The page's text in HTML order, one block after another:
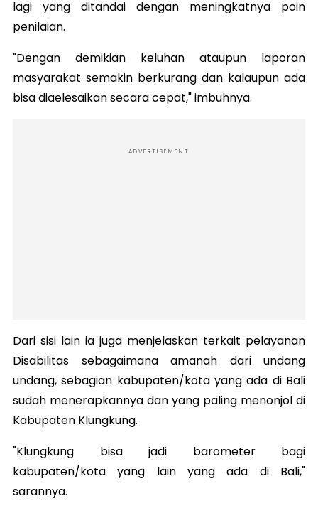
lagi yang ditandai dengan meningkatnya poin
penilaian.
"Dengan demikian keluhan ataupun laporan
masyarakat semakin berkurang dan kalaupun ada
bisa diaelesaikan secara cepat," imbuhnya.
ADVERTISEMENT
Dari sisi lain ia juga menjelaskan terkait pelayanan
Disabilitas sebagaimana amanah dari undang
undang, sebagian kabupaten/kota yang ada di Bali
sudah menerapkannya dan yang paling menonjol di
Kabupaten Klungkung.
"Klungkung bisa jadi barometer bagi
kabupaten/kota yang lain yang ada di Bali,"
sarannya.